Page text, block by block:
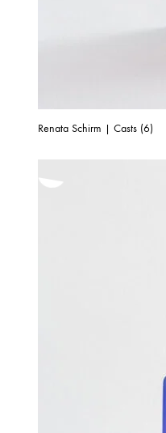
Renata Schirm | Casts (6)